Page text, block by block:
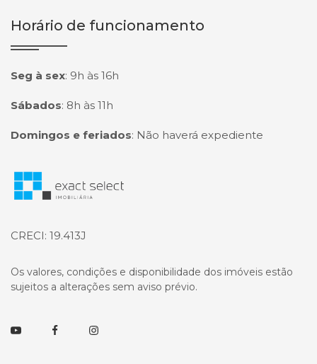
Horário de funcionamento
Seg à sex: 9h às 16h
Sábados: 8h às 11h
Domingos e feriados: Não haverá expediente
Página inicial
CRECI: 19.413J
Os valores, condições e disponibilidade dos imóveis estão
sujeitos a alterações sem aviso prévio.
YoutubeFacebookInstagram